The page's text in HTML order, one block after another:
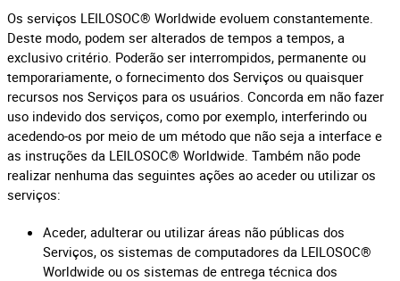
Os serviços LEILOSOC® Worldwide evoluem constantemente.
Deste modo, podem ser alterados de tempos a tempos, a
exclusivo critério. Poderão ser interrompidos, permanente ou
temporariamente, o fornecimento dos Serviços ou quaisquer
recursos nos Serviços para os usuários. Concorda em não fazer
uso indevido dos serviços, como por exemplo, interferindo ou
acedendo-os por meio de um método que não seja a interface e
as instruções da LEILOSOC® Worldwide. Também não pode
realizar nenhuma das seguintes ações ao aceder ou utilizar os
serviços:
Aceder, adulterar ou utilizar áreas não públicas dos
Serviços, os sistemas de computadores da LEILOSOC®
Worldwide ou os sistemas de entrega técnica dos